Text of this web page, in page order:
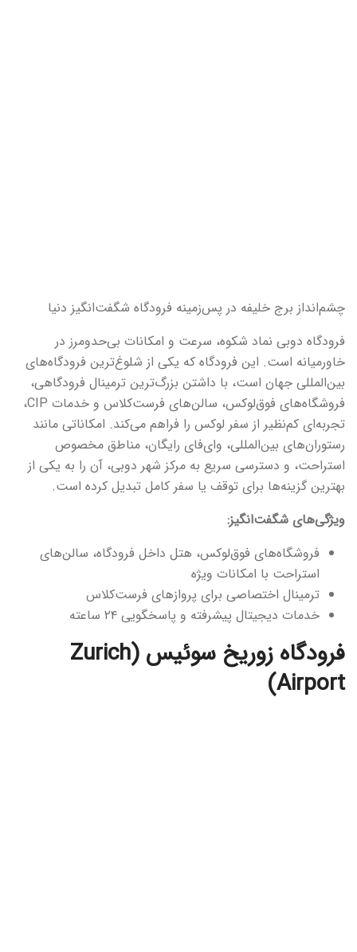
چشم‌انداز برج خلیفه در پس‌زمینه فرودگاه شگفت‌انگیز دنیا
فرودگاه دوبی نماد شکوه، سرعت و امکانات بی‌حد‌و‌مرز در
خاورمیانه است. این فرودگاه که یکی از شلوغ‌ترین فرودگاه‌های
بین‌المللی جهان است، با داشتن بزرگ‌ترین ترمینال فرودگاهی،
فروشگاه‌های فوق‌لوکس، سالن‌های فرست‌کلاس و خدمات CIP،
تجربه‌ای کم‌نظیر از سفر لوکس را فراهم می‌کند. امکاناتی مانند
رستوران‌های بین‌المللی، وای‌فای رایگان، مناطق مخصوص
استراحت، و دسترسی سریع به مرکز شهر دوبی، آن را به یکی از
بهترین گزینه‌ها برای توقف یا سفر کامل تبدیل کرده است.
ویژگی‌های شگفت‌انگیز:
فروشگاه‌های فوق‌لوکس، هتل داخل فرودگاه، سالن‌های
استراحت با امکانات ویژه
ترمینال اختصاصی برای پروازهای فرست‌کلاس
خدمات دیجیتال پیشرفته و پاسخگویی ۲۴ ساعته
فرودگاه زوریخ سوئیس (Zurich
Airport)